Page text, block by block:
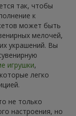
так, чтобы
к
может быть
мелочей,
украшений. Вы
игрушки,
легко
не только
настроения, но